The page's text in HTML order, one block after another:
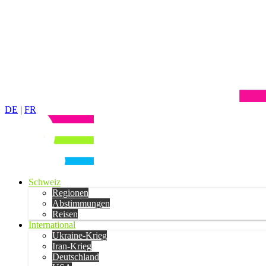
DE | FR
Schweiz
Regionen
Abstimmungen
Reisen
International
Ukraine-Krieg
Iran-Krieg
Deutschland